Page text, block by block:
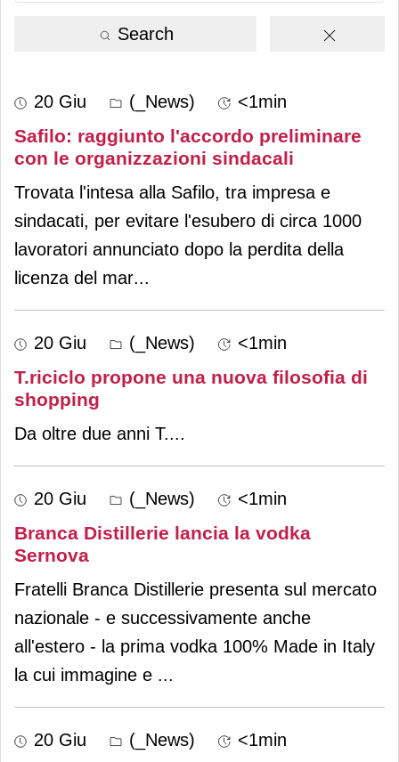
Search
20 Giu (_News) <1min
Safilo: raggiunto l'accordo preliminare
con le organizzazioni sindacali
Trovata l'intesa alla Safilo, tra impresa e
sindacati, per evitare l'esubero di circa 1000
lavoratori annunciato dopo la perdita della
licenza del mar...
20 Giu (_News) <1min
T.riciclo propone una nuova filosofia di
shopping
Da oltre due anni T....
20 Giu (_News) <1min
Branca Distillerie lancia la vodka
Sernova
Fratelli Branca Distillerie presenta sul mercato
nazionale - e successivamente anche
all'estero - la prima vodka 100% Made in Italy
la cui immagine e ...
20 Giu (_News) <1min